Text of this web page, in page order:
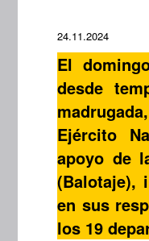
24.11.2024
El
desde
Ejército
apoyo de
(Balotaje),
en sus
los 19